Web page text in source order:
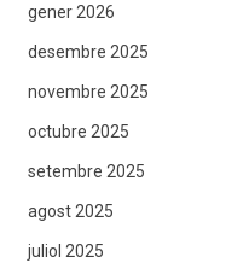
gener 2026
desembre 2025
novembre 2025
octubre 2025
setembre 2025
agost 2025
juliol 2025